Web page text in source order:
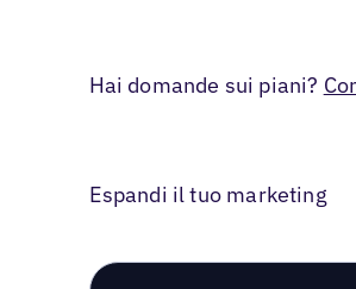
Hai domande sui piani?
Espandi il tuo marketing